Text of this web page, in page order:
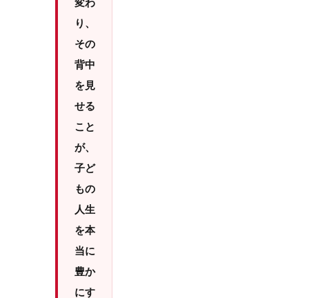
変わ
り、
その
背中
を見
せる
こと
が、
子ど
もの
人生
を本
当に
豊か
にす